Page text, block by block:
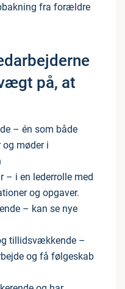
fra forældre
på, at
– én som både
og møder i
– i en lederrolle med
og opgaver.
– kan se nye
tillidsvækkende –
og få følgeskab